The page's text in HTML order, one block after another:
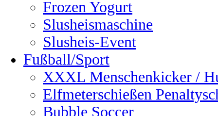
Frozen Yogurt
Slusheismaschine
Slusheis-Event
Fußball/Sport
XXXL Menschenkicker /
Elfmeterschießen
Bubble Soccer